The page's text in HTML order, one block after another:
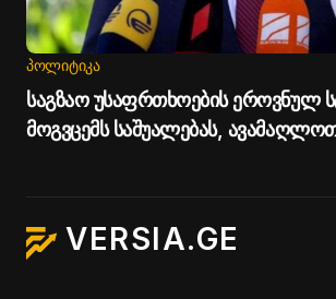
ᲞᲝᲚᲘᲢᲘᲙᲐ
საგზაო უსაფრთხოების ეროვნულ
მოგვცემს საშუალებას,
VERSIA.GE